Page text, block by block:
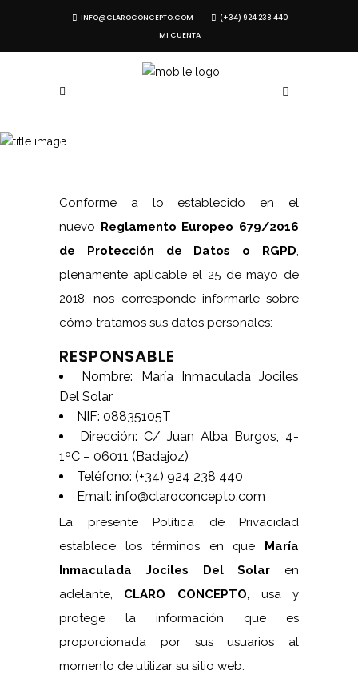
INFO@CLAROCONCEPTO.COM
(+34) 924 238 440
MI CUENTA
POLÍTICA DE
Conforme a lo establecido en el
nuevo Reglamento Europeo 679/2016
de Protección de Datos o RGPD,
plenamente aplicable el 25 de mayo de
2018, nos corresponde informarle sobre
cómo tratamos sus datos personales:
RESPONSABLE
Nombre: María Inmaculada Jociles
Del Solar
NIF: 08835105T
Dirección: C/ Juan Alba Burgos, 4-
1ºC – 06011 (Badajoz)
Teléfono: (+34) 924 238 440
Email: info@claroconcepto.com
La presente Política de Privacidad
establece los términos en que María
Inmaculada Jociles Del Solar
en
adelante, CLARO CONCEPTO, usa y
protege la información que es
proporcionada por sus usuarios al
momento de utilizar su sitio web.